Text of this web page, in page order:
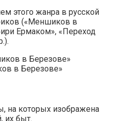
этого жанра в русской
(«Меншиков в
Ермаком», «Переход
в Березове»
на которых изображена
их быт.